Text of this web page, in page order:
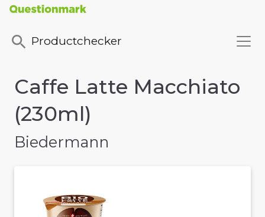
Productchecker
Caffe Latte Macchiato
(230ml)
Biedermann